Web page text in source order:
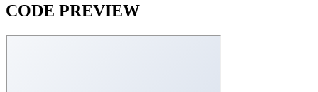
CODE PREVIEW